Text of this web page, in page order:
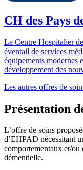
CH des Pays
Le Centre Hospitalier
éventail de services
équipements modernes
développement des
Les autres offres de
Présentation
L’offre de soins
d’EHPAD nécessitant
comportementaux et/
démentielle.